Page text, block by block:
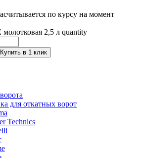
по курсу на момент
2,5 л quantity
Купить в 1 клик
для откатных ворот
Technics